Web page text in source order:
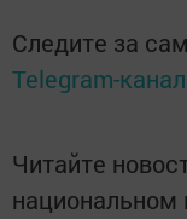
Следите за
Telegram-
Читайте